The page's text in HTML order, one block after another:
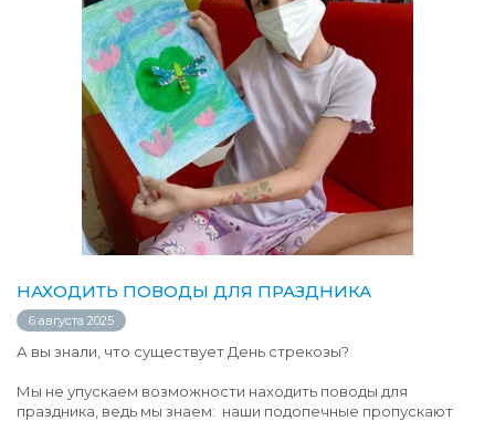
НАХОДИТЬ ПОВОДЫ ДЛЯ ПРАЗДНИКА
6 августа 2025
А вы знали, что существует День стрекозы?
Мы не упускаем возможности находить поводы для
праздника, ведь мы знаем: наши подопечные пропускают